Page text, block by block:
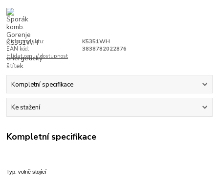
Číslo produktu:
K5351WH
EAN kód:
3838782022876
Hlídat cenu / dostupnost
Kompletní specifikace
Ke stažení
Kompletní specifikace
Typ: volně stojící